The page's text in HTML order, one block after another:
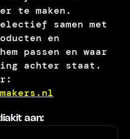
te maken.
samen met
en
passen en waar
achter staat.
aan: